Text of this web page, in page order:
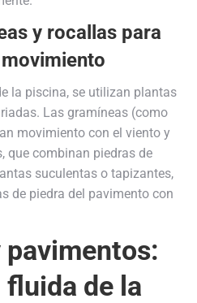
y rocallas para
la piscina, se utilizan plantas
Las gramíneas (como
movimiento con el viento y
que combinan piedras de
suculentas o tapizantes,
de piedra del pavimento con
fluida de la